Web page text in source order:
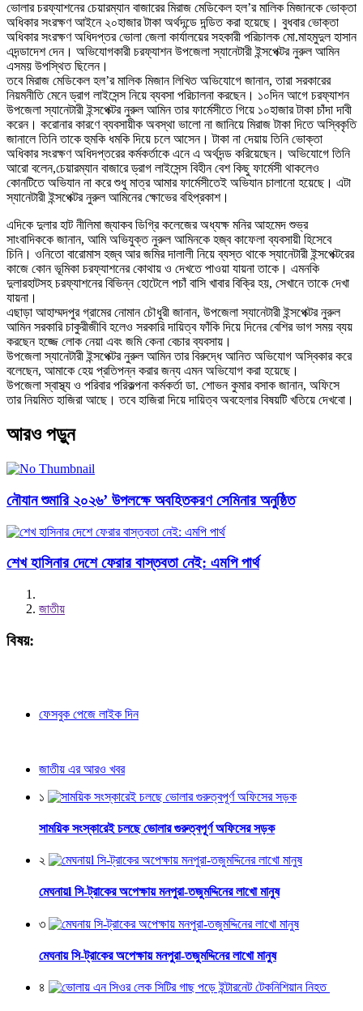
ভোলার চরফ্যাশনের চেয়ারম্যান বাজারের মিরাজ মেডিকেল হল’র মালিক মিজানকে ভোক্তা
অধিকার সংরক্ষণ আইনে ২০হাজার টাকা অর্থদন্ডে দন্ডিত করা হয়েছে। বুধবার ভোক্তা
অধিকার সংরক্ষণ অধিদপ্তর ভোলা জেলা কার্যালয়ের সহকারী পরিচালক মো.মাহমুদুল হাসান
এদন্ডাদেশ দেন। অভিযোগকারী চরফ্যাশন উপজেলা স্যানেটারী ইন্সপেক্টর নুরুল আমিন
এসময় উপস্থিত ছিলেন।
তবে মিরাজ মেডিকেল হল’র মালিক মিজান লিখিত অভিযোগে জানান, তারা সরকারের
নিয়মনীতি মেনে ড্রাগ লাইসেন্স নিয়ে ব্যবসা পরিচালনা করছেন। ১০দিন আগে চরফ্যাশন
উপজেলা স্যানেটারী ইন্সপেক্টর নুরুল আমিন তার ফার্মেসীতে গিয়ে ১০হাজার টাকা চাঁদা দাবী
করেন। করোনার কারণে ব্যবসায়ীক অবস্থা ভালো না জানিয়ে মিরাজ টাকা দিতে অস্বিকৃতি
জানালে তিনি তাকে হুমকি ধমকি দিয়ে চলে আসেন। টাকা না দেয়ায় তিনি ভোক্তা
অধিকার সংরক্ষণ অধিদপ্তরের কর্মকর্তাকে এনে এ অর্থদন্ড করিয়েছেন। অভিযোগে তিনি
আরো বলেন,চেয়ারম্যান বাজারে ড্রাগ লাইসেন্স বিহীন বেশ কিছু ফার্মেসী থাকলেও
কোনটিতে অভিযান না করে শুধু মাত্র আমার ফার্মেসীতেই অভিযান চালানো হয়েছে। এটা
স্যানেটারী ইন্সপেক্টর নুরুল আমিনের ক্ষোভের বহিপ্রকাশ।
এদিকে দুলার হাট নীলিমা জ্যাকব ডিগ্রি কলেজের অধ্যক্ষ মনির আহমেদ শুভ্র
সাংবাদিককে জানান, আমি অভিযুক্ত নুরুল আমিনকে হজ্ব কাফেলা ব্যবসায়ী হিসেবে
চিনি। ওনিতো বারোমাস হজ্ব আর জমির দালালী নিয়ে ব্যস্ত থাকে স্যানেটারী ইন্সপেক্টরের
কাজে কোন ভূমিকা চরফ্যাশনের কোথায় ও দেখতে পাওয়া যায়না তাকে। এমনকি
দুলারহাটসহ চরফ্যাশনের বিভিন্ন হোটেলে পচাঁ বাসি খাবার বিক্রি হয়, সেখানে তাকে দেখা
যায়না।
এছাড়া আহাম্মদপুর গ্রামের নোমান চৌধুরী জানান, উপজেলা স্যানেটারী ইন্সপেক্টর নুরুল
আমিন সরকারি চাকুরীজীবি হলেও সরকারি দায়িত্ব ফাঁকি দিয়ে দিনের বেশির ভাগ সময় ব্যয়
করছেন হজ্জে লোক নেয়া এবং জমি কেনা বেচার ব্যবসায়।
উপজেলা স্যানেটারী ইন্সপেক্টর নুরুল আমিন তার বিরুদ্ধে আনিত অভিযোগ অস্বিকার করে
বলেছেন, আমাকে হেয় প্রতিপন্ন করার জন্য এমন অভিযোগ করা হয়েছে।
উপজেলা স্বাস্থ্য ও পরিবার পরিকল্পনা কর্মকর্তা ডা. শোভন কুমার বসাক জানান, অফিসে
তার নিয়মিত হাজিরা আছে। তবে হাজিরা দিয়ে দায়িত্ব অবহেলার বিষয়টি খতিয়ে দেখবো।
আরও পড়ুন
নৌযান শুমারি ২০২৬’ উপলক্ষে অবহিতকরণ সেমিনার অনুষ্ঠিত
শেখ হাসিনার দেশে ফেরার বাস্তবতা নেই: এমপি পার্থ
জাতীয়
বিষয়:
ফেসবুক পেজে লাইক দিন
জাতীয় এর আরও খবর
১
সাময়িক সংস্কারেই চলছে ভোলার গুরুত্বপূর্ণ অফিসের সড়ক
২
মেঘনায়l সি-ট্রাকের অপেক্ষায় মনপুরা-তজুমদ্দিনের লাখো মানুষ
৩
মেঘনায় সি-ট্রাকের অপেক্ষায় মনপুরা-তজুমদ্দিনের লাখো মানুষ
৪